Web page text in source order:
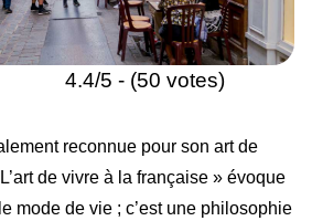
4.4/5 - (50 votes)
reconnue pour son art de
de vivre à la française » évoque
mode de vie ; c’est une philosophie